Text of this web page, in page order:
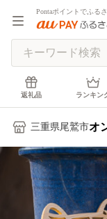
Pontaポイントでふる
返礼品 ランキン
三重県尾鷲市オ